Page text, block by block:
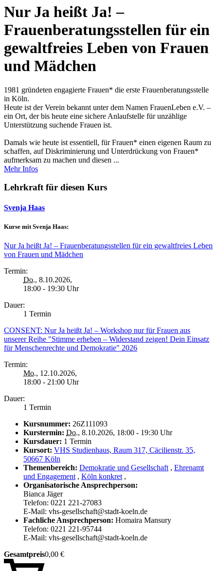
Nur Ja heißt Ja! –
Frauenberatungsstellen für ein
gewaltfreies Leben von Frauen
und Mädchen
1981 gründeten engagierte Frauen* die erste Frauenberatungsstelle
in Köln.
Heute ist der Verein bekannt unter dem Namen FrauenLeben e.V. –
ein Ort, der bis heute eine sichere Anlaufstelle für unzählige
Unterstützung suchende Frauen ist.
Damals wie heute ist essentiell, für Frauen* einen eigenen Raum zu
schaffen, auf Diskriminierung und Unterdrückung von Frauen*
aufmerksam zu machen und diesen ...
Mehr Infos
Lehrkraft für diesen Kurs
Svenja Haas
Kurse mit Svenja Haas:
Nur Ja heißt Ja! – Frauenberatungsstellen für ein gewaltfreies Leben
von Frauen und Mädchen
Termin:
Do., 8.10.2026,
18:00 - 19:30 Uhr
Dauer:
1 Termin
CONSENT: Nur Ja heißt Ja! – Workshop nur für Frauen aus
unserer Reihe "Stimme erheben – Widerstand zeigen! Dein Einsatz
für Menschenrechte und Demokratie" 2026
Termin:
Mo., 12.10.2026,
18:00 - 21:00 Uhr
Dauer:
1 Termin
Kursnummer: 26Z111093
Kurstermin: Do., 8.10.2026, 18:00 - 19:30 Uhr
Kursdauer: 1 Termin
Kursort: VHS Studienhaus, Raum 317, Cäcilienstr. 35,
50667 Köln
Themenbereich: Demokratie und Gesellschaft , Ehrenamt
und Engagement , Köln konkret ,
Organisatorische Ansprechperson:
Bianca Jäger
Telefon: 0221 221-27083
E-Mail: vhs-gesellschaft@stadt-koeln.de
Fachliche Ansprechperson: Homaira Mansury
Telefon: 0221 221-95744
E-Mail: vhs-gesellschaft@stadt-koeln.de
Gesamtpreis0,00 €